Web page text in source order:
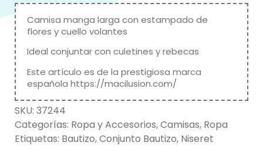
Camisa manga larga con estampado de
flores y cuello volantes
Ideal conjuntar con culetines y rebecas
Este artículo es de la prestigiosa marca
española https://macilusion.com/
SKU: 37244
Categorías: Ropa y Accesorios,Camisas, Ropa
Etiquetas: Bautizo,Conjunto Bautizo, Niseret